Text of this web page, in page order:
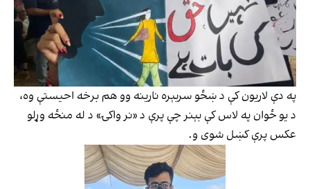
په دې لاریون کې د ښځو سربېره نارینه وو هم برخه احیستې وه،
د يو ځوان په لاس کې بېنر چې پرې د «نر واکۍ» د له منځه وړلو
عکس پرې کښل شوی و.